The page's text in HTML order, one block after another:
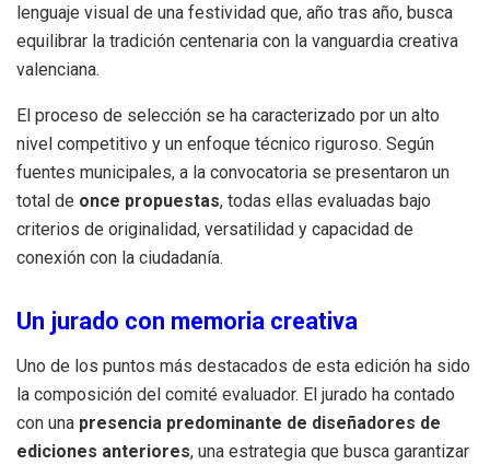
lenguaje visual de una festividad que, año tras año, busca
equilibrar la tradición centenaria con la vanguardia creativa
valenciana.
El proceso de selección se ha caracterizado por un alto
nivel competitivo y un enfoque técnico riguroso. Según
fuentes municipales, a la convocatoria se presentaron un
total de once propuestas, todas ellas evaluadas bajo
criterios de originalidad, versatilidad y capacidad de
conexión con la ciudadanía.
Un jurado con memoria creativa
Uno de los puntos más destacados de esta edición ha sido
la composición del comité evaluador. El jurado ha contado
con una presencia predominante de diseñadores de
ediciones anteriores, una estrategia que busca garantizar